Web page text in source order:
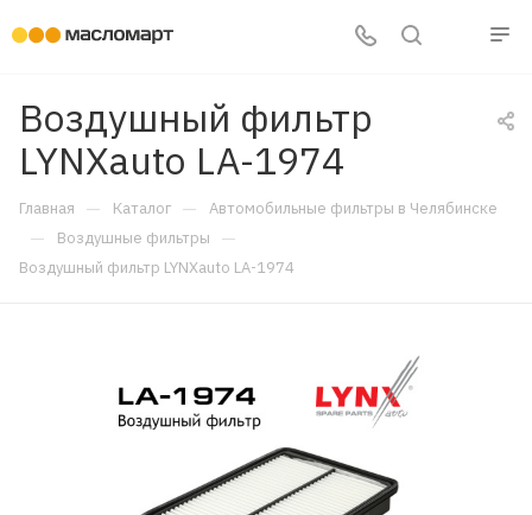
Воздушный фильтр
LYNXauto LA-1974
Главная — Каталог — Автомобильные фильтры в Челябинске
— Воздушные фильтры —
Воздушный фильтр LYNXauto LA-1974